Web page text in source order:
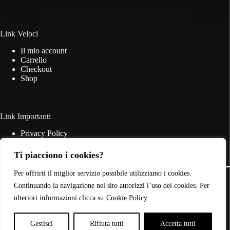
Ti piacciono i cookies?
Per offrirti il miglior servizio possibile utilizziamo i cookies.
Continuando la navigazione nel sito autorizzi l’uso dei cookies. Per
ulteriori informazioni clicca su Cookie Policy
Gestisci Rifiuta tutti Accetta tutti
pagina
prodotto
Link Veloci
Il mio account
Carrello
Checkout
Shop
Link Importanti
Privacy Policy
Termini & Condizioni
Contatti
© 2026 - Web Powered byDylog Italia S.p.A.